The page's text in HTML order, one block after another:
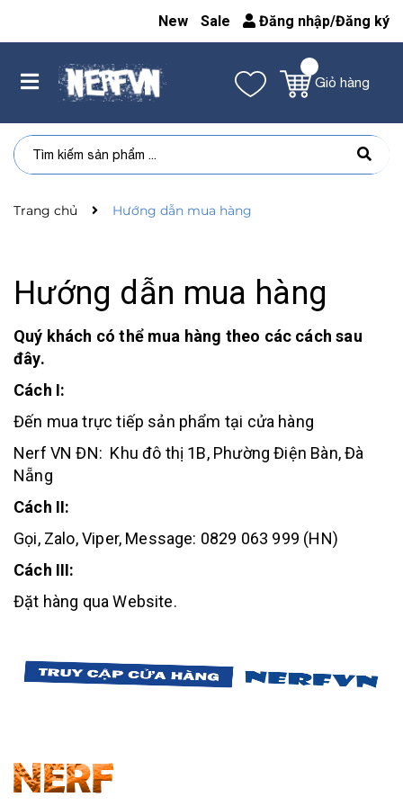
New Sale Đăng nhập/Đăng ký
Giỏ hàng
Trang chủ Hướng dẫn mua hàng
Hướng dẫn mua hàng
Quý khách có thể mua hàng theo các cách sau
đây.
Cách I:
Đến mua trực tiếp sản phẩm tại cửa hàng
Nerf VN ĐN: Khu đô thị 1B, Phường Điện Bàn, Đà
Nẵng
Cách II:
Gọi, Zalo, Viper, Message: 0829 063 999 (HN)
Cách III:
Đặt hàng qua Website.